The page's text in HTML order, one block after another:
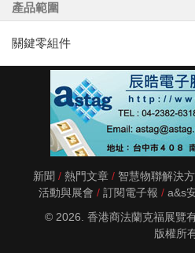
產品範圍
關鍵零組件
新聞 熱門文章 智慧物聯解決
活動與展會
訂閱電子報 a&s
© 2026. 香港商法蘭克福展覽
版權所